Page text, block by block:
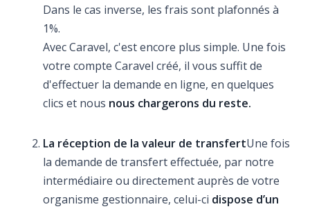
Dans le cas inverse, les frais sont plafonnés à
1%.
Avec Caravel, c'est encore plus simple. Une fois
votre compte Caravel créé, il vous suffit de
d'effectuer la demande en ligne, en quelques
clics et nous nous chargerons du reste.
La réception de la valeur de transfertUne fois
la demande de transfert effectuée, par notre
intermédiaire ou directement auprès de votre
organisme gestionnaire, celui-ci dispose d’un